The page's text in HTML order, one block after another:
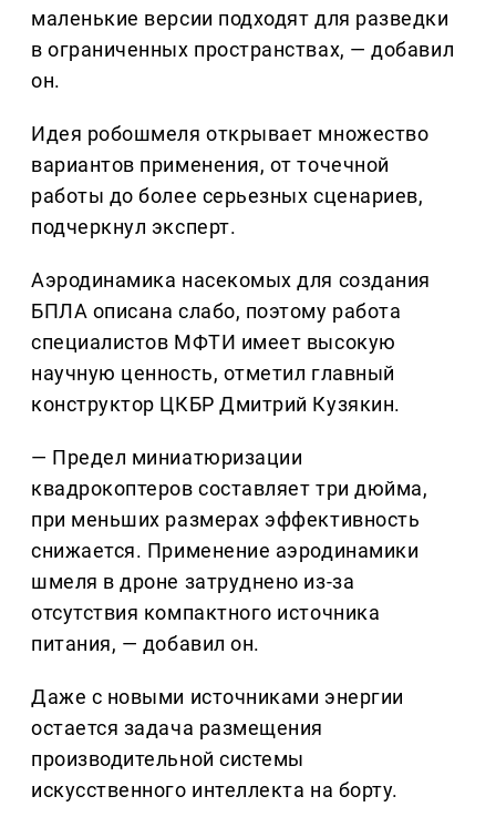
маленькие версии подходят для разведки
в ограниченных пространствах, — добавил
он.
Идея робошмеля открывает множество
вариантов применения, от точечной
работы до более серьезных сценариев,
подчеркнул эксперт.
Аэродинамика насекомых для создания
БПЛА описана слабо, поэтому работа
специалистов МФТИ имеет высокую
научную ценность, отметил главный
конструктор ЦКБР Дмитрий Кузякин.
— Предел миниатюризации
квадрокоптеров составляет три дюйма,
при меньших размерах эффективность
снижается. Применение аэродинамики
шмеля в дроне затруднено из-за
отсутствия компактного источника
питания, — добавил он.
Даже с новыми источниками энергии
остается задача размещения
производительной системы
искусственного интеллекта на борту.